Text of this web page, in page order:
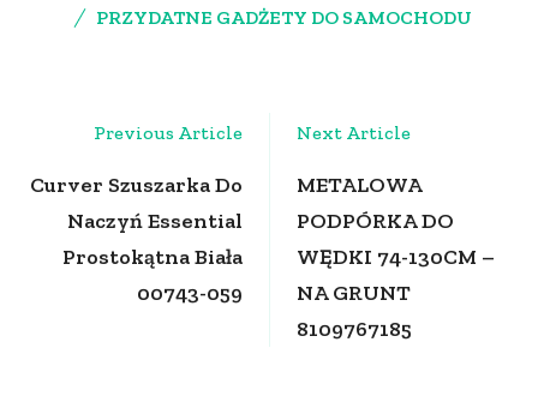
PRZYDATNE GADŻETY DO SAMOCHODU
Previous Article
Curver Szuszarka Do
Naczyń Essential
Prostokątna Biała
00743-059
Next Article
METALOWA
PODPÓRKA DO
WĘDKI 74-130CM –
NA GRUNT
8109767185